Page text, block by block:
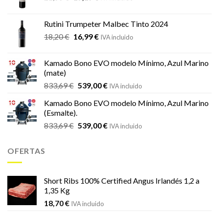
era:
21,66 €.
es:
19,19 €.
Rutini Trumpeter Malbec Tinto 2024
18,20€ El
era:
16,99€El
es:
IVA incluido
Kamado Bono EVO modelo Mínimo, Azul Marino
(mate)
833,69€ El
original
era:
833,69 €.
539,00€El
actual
539,00 €.
IVA incluido
Kamado Bono EVO modelo Mínimo, Azul Marino
(Esmalte).
833,69€ El
539,00€ElIVA incluido
OFERTAS
Short Ribs 100% Certified Angus Irlandés 1,2 a
1,35 Kg
18,70€ IVA incluido